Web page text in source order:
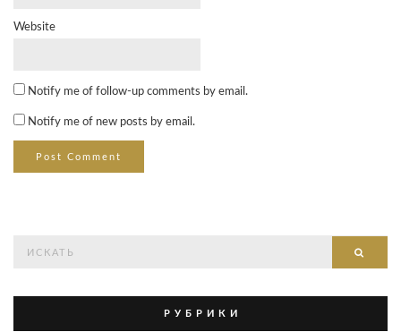
Website
Notify me of follow-up comments by email.
Notify me of new posts by email.
Р У Б Р И К И